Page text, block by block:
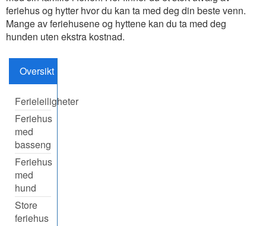
feriehus og hytter hvor du kan ta med deg din beste venn.
Mange av feriehusene og hyttene kan du ta med deg
hunden uten ekstra kostnad.
Oversikt
Ferieleiligheter
Feriehus
med
basseng
Feriehus
med
hund
Store
feriehus